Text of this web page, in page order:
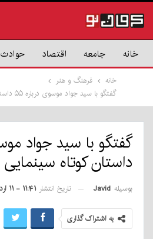
خانه جامعه اقتصاد حوادث
خانه
فرهنگ و هنر
گفتگو با سید جواد موسوی درباره ۵۵ داستان کوتاه سینمایی
داستان کوتاه سینمایی
بوسیله Javid تاریخ انتشار ۱۱:۴۱ - ۱۱ اردیبهشت ۱۳۹۵
به اشتراک گذاری